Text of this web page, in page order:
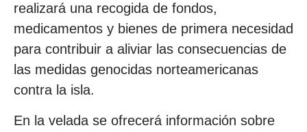
realizará una recogida de fondos,
medicamentos y bienes de primera necesidad
para contribuir a aliviar las consecuencias de
las medidas genocidas norteamericanas
contra la isla.
En la velada se ofrecerá información sobre